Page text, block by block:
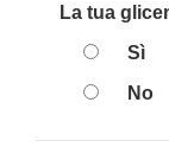
La tua
Sì
No